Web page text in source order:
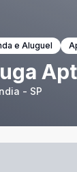
e Aluguel
- SP